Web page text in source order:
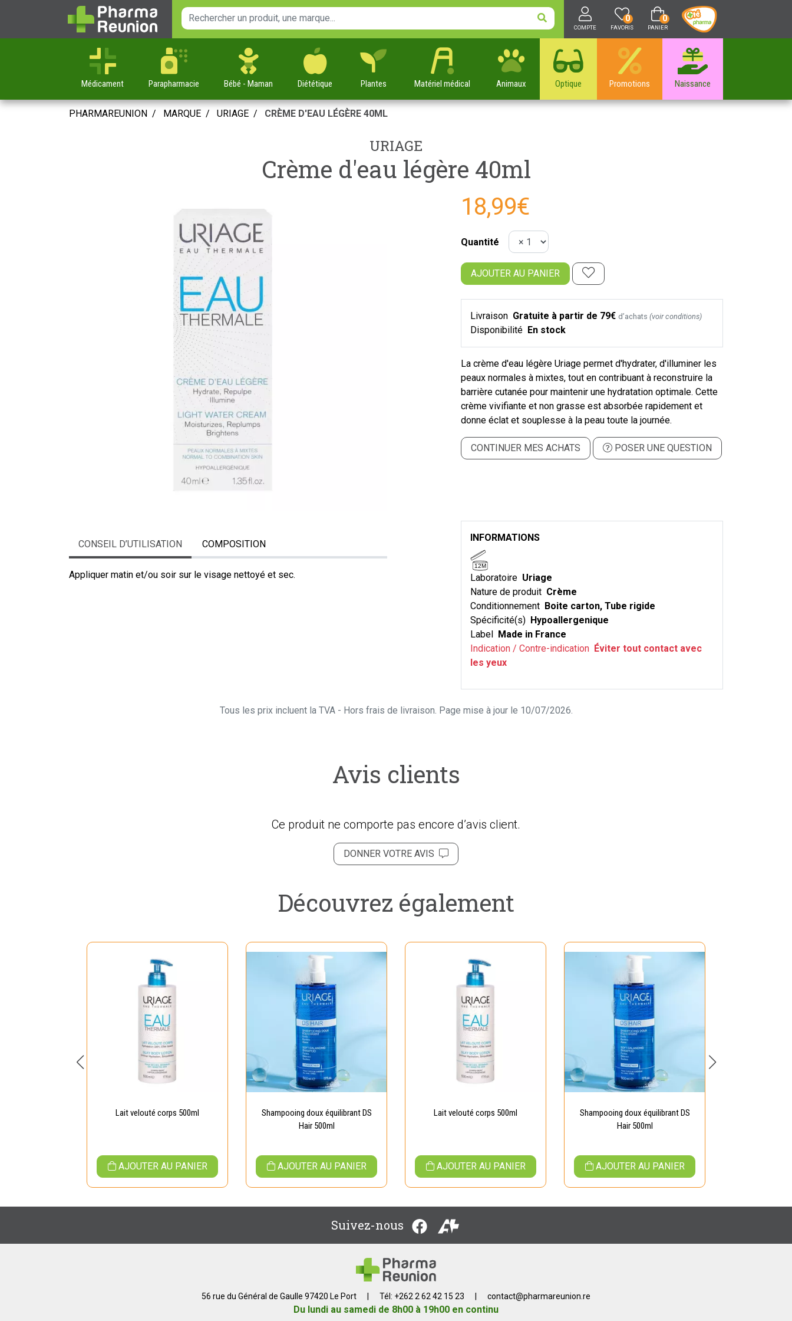
COMPTE FAVORIS
0
PANIER
0
Médicament Parapharmacie Bébé - Maman Diététique Plantes Matériel médical Animaux Optique Promotions Naissance
PHARMAREUNION MARQUE URIAGE CRÈME D'EAU LÉGÈRE 40ML
URIAGE
Crème d'eau légère 40ml
18,99€
Quantité
AJOUTER AU PANIER
Livraison Gratuite à partir de 79€ d’achats (voir conditions)
Disponibilité En stock
La crème d'eau légère Uriage permet d'hydrater, d'illuminer les
peaux normales à mixtes, tout en contribuant à reconstruire la
barrière cutanée pour maintenir une hydratation optimale. Cette
crème vivifiante et non grasse est absorbée rapidement et
donne éclat et souplesse à la peau toute la journée.
CONTINUER MES ACHATS POSER UNE QUESTION
CONSEIL D’UTILISATION COMPOSITION
Appliquer matin et/ou soir sur le visage nettoyé et sec.
INFORMATIONS
12M
Laboratoire Uriage
Nature de produit Crème
Conditionnement Boite carton, Tube rigide
Spécificité(s) Hypoallergenique
Label Made in France
Indication / Contre-indication Éviter tout contact avec
les yeux
Tous les prix incluent la TVA - Hors frais de livraison. Page mise à jour le 10/07/2026.
Avis clients
Ce produit ne comporte pas encore d’avis client.
DONNER VOTRE AVIS
Découvrez également
Lait velouté corps 500ml
AJOUTER AU PANIER
Shampooing doux équilibrant DS
Hair 500ml
AJOUTER AU PANIER
Lait velouté corps 500ml
AJOUTER AU PANIER
Shampooing doux équilibrant DS
Hair 500ml
AJOUTER AU PANIER
Suivez-nous
56 rue du Général de Gaulle 97420 Le Port Tél: +262 2 62 42 15 23 contact@pharmareunion.re
Du lundi au samedi de 8h00 à 19h00 en continu